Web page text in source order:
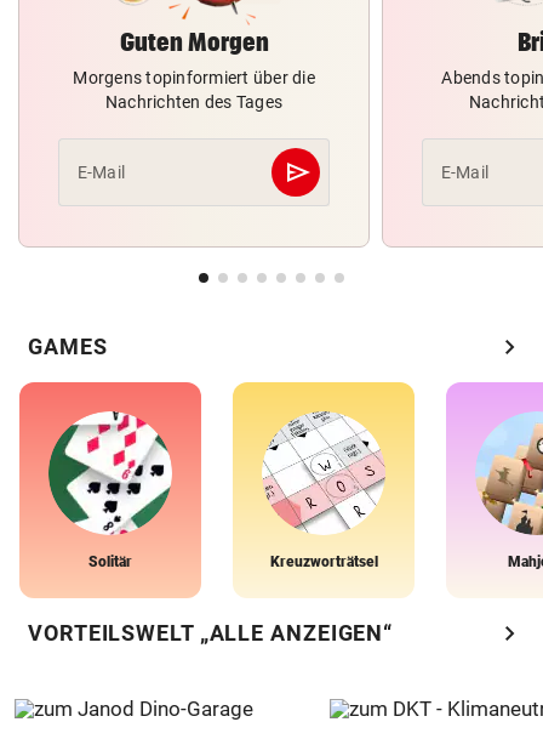
Guten Morgen
Morgens topinformiert über die
Nachrichten des Tages
E-Mail send
Abschicken
Abends
E-Mail
GAMES chevron_right
Solitär Kreuzworträtsel
VORTEILSWELT „ALLE ANZEIGEN“ chevron_right